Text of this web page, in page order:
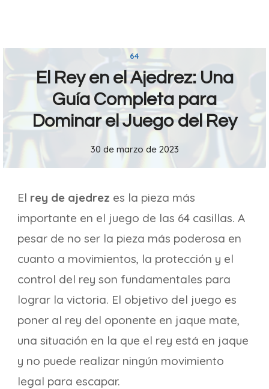
64
El Rey en el Ajedrez: Una
Guía Completa para
Dominar el Juego del Rey
30 de marzo de 2023
El rey de ajedrez es la pieza más
importante en el juego de las 64 casillas. A
pesar de no ser la pieza más poderosa en
cuanto a movimientos, la protección y el
control del rey son fundamentales para
lograr la victoria. El objetivo del juego es
poner al rey del oponente en jaque mate,
una situación en la que el rey está en jaque
y no puede realizar ningún movimiento
legal para escapar.